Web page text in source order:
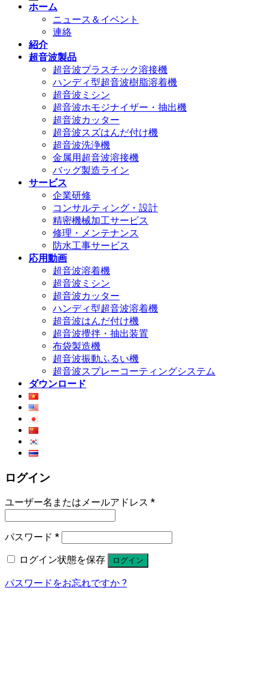
ホーム
ニュース＆イベント
連絡
紹介
超音波製品
超音波プラスチック溶接機
ハンディ型超音波樹脂溶着機
超音波ミシン
超音波ホモジナイザー・抽出機
超音波カッター
超音波スズはんだ付け機
超音波洗浄機
金属用超音波溶接機
バッグ製造ライン
サービス
企業研修
コンサルティング・設計
精密機械加工サービス
修理・メンテナンス
防水工事サービス
応用動画
超音波溶着機
超音波ミシン
超音波カッター
ハンディ型超音波溶着機
超音波はんだ付け機
超音波攪拌・抽出装置
布袋製造機
超音波振動ふるい機
超音波スプレーコーティングシステム
ダウンロード
ログイン
ユーザー名またはメールアドレス *
パスワード *
ログイン状態を保存
ログイン
パスワードをお忘れですか ?